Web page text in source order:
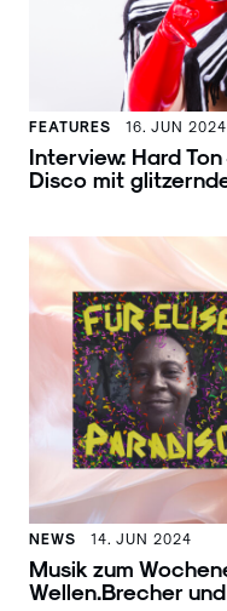
FEATURES 16. JUN 2024
Interview: Hard
Disco mit
NEWS 14. JUN 2024
Musik zum
Wellen.Brecher